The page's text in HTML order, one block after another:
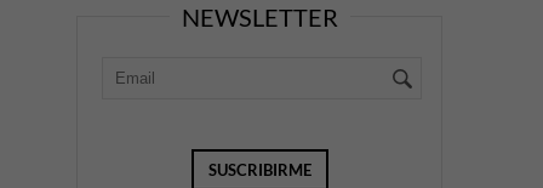
NEWSLETTER